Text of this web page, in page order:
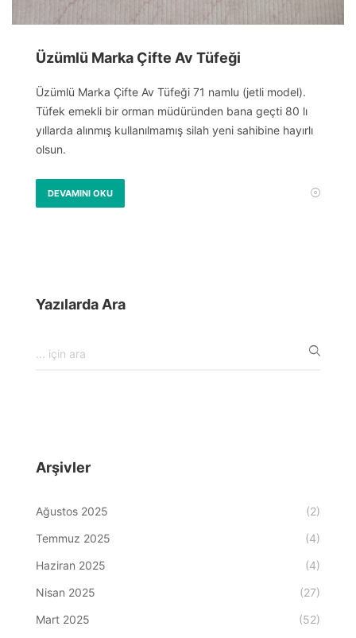
Üzümlü Marka Çifte Av Tüfeği
Üzümlü Marka Çifte Av Tüfeği 71 namlu (jetli model).
Tüfek emekli bir orman müdüründen bana geçti 80 lı
yıllarda alınmış kullanılmamış silah yeni sahibine hayırlı
olsun.
DEVAMINI OKU
Yazılarda Ara
Arşivler
Ağustos 2025
(2)
Temmuz 2025
(4)
Haziran 2025
(4)
Nisan 2025
(27)
Mart 2025
(52)